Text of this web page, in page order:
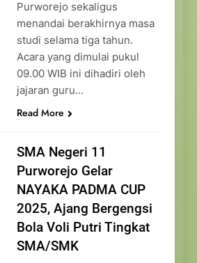
Purworejo sekaligus
menandai berakhirnya masa
studi selama tiga tahun.
Acara yang dimulai pukul
09.00 WIB ini dihadiri oleh
jajaran guru…
Read More
SMA Negeri 11
Purworejo Gelar
NAYAKA PADMA CUP
2025, Ajang Bergengsi
Bola Voli Putri Tingkat
SMA/SMK